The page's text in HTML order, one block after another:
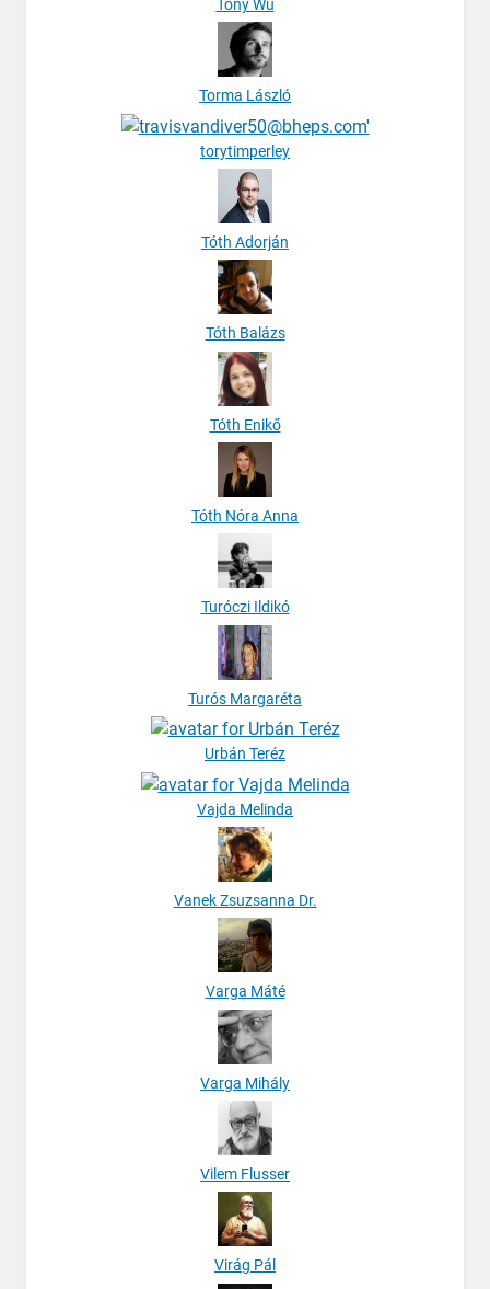
Tony Wu
Torma László
torytimperley
Tóth Adorján
Tóth Balázs
Tóth Enikő
Tóth Nóra Anna
Turóczi Ildikó
Turós Margaréta
Urbán Teréz
Vajda Melinda
Vanek Zsuzsanna Dr.
Varga Máté
Varga Mihály
Vilem Flusser
Virág Pál